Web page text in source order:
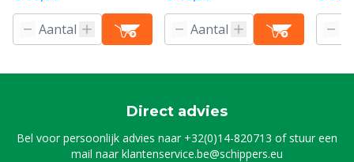
Direct advies
Bel voor persoonlijk advies naar +32(0)14-820713 of stuur een
mail naarklantenservice.be@schippers.eu